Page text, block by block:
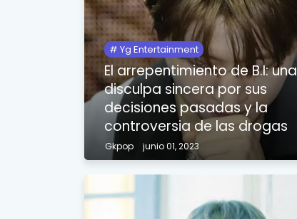
Yg Entertainment
El arrepentimiento de B.I: una
disculpa sincera por sus
decisiones pasadas y la
controversia de las drogas
Gkpop junio 01, 2023